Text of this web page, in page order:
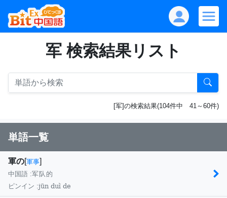
军 検索結果リスト
[军]の検索結果(104件中 41～60件)
単語一覧
軍の[軍事]
中国語 :军队的
ピンイン :jūn duì de